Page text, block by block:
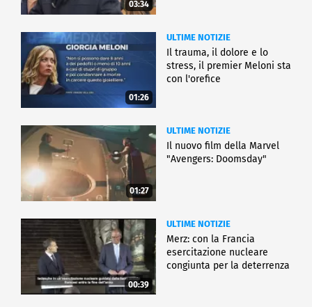
03:34
01:26
ULTIME NOTIZIE
Il trauma, il dolore e lo
stress, il premier Meloni sta
con l'orefice
01:27
ULTIME NOTIZIE
Il nuovo film della Marvel
"Avengers: Doomsday"
00:39
ULTIME NOTIZIE
Merz: con la Francia
esercitazione nucleare
congiunta per la deterrenza